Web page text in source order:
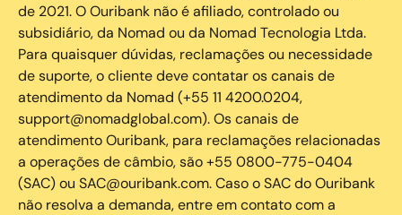
de 2021. O Ouribank não é afiliado, controlado ou
subsidiário, da Nomad ou da Nomad Tecnologia Ltda.
Para quaisquer dúvidas, reclamações ou necessidade
de suporte, o cliente deve contatar os canais de
atendimento da Nomad (+55 11 4200.0204,
support@nomadglobal.com). Os canais de
atendimento Ouribank, para reclamações relacionadas
a operações de câmbio, são +55 0800-775-0404
(SAC) ou SAC@ouribank.com. Caso o SAC do Ouribank
não resolva a demanda, entre em contato com a